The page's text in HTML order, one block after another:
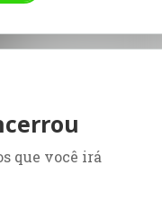
que você irá